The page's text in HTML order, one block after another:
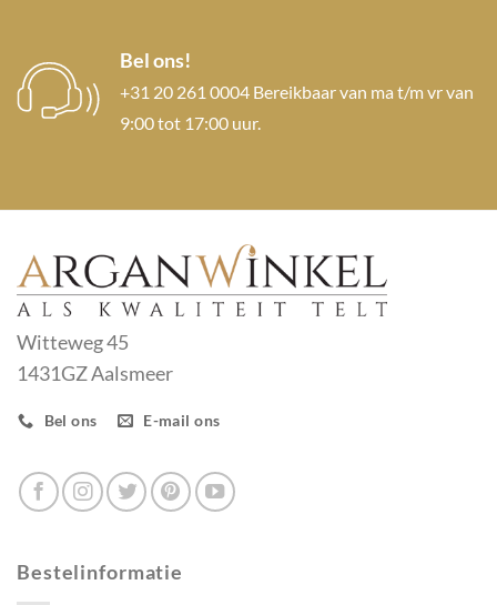
Bel ons!
+31 20 261 0004 Bereikbaar van ma t/m vr van
9:00 tot 17:00 uur.
Witteweg 45
1431GZ Aalsmeer
Bel ons E-mail ons
Bestelinformatie